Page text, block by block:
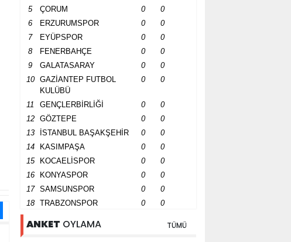
5
ÇORUM 0
0
6
ERZURUMSPOR 0
0
7
EYÜPSPOR 0
0
8
FENERBAHÇE 0
0
9
GALATASARAY 0
0
10
GAZİANTEP FUTBOL
KULÜBÜ
0 0
11 GENÇLERBİRLİĞİ 0
0
12
GÖZTEPE 0
0
13
İSTANBUL BAŞAKŞEHİR 0
0
14
KASIMPAŞA 0
0
15
KOCAELİSPOR 0
0
16
KONYASPOR 0
0
17
SAMSUNSPOR 0
0
18
TRABZONSPOR 0 0
ANKET OYLAMA TÜMÜ